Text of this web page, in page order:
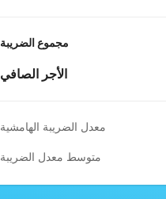
مجموع الضريبة
الأجر الصافي
معدل الضريبة الهامشية
متوسط معدل الضريبة